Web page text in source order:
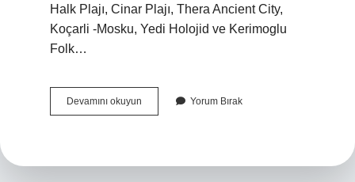
Halk Plajı, Cinar Plajı, Thera Ancient City,
Koçarli -Mosku, Yedi Holojid ve Kerimoglu
Folk…
Devamını okuyun
Deniz
Yorum Bırak